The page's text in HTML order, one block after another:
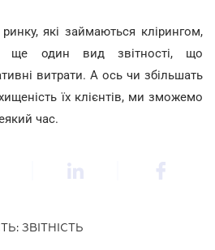
які займаються клірингом,
ще один вид звітності, що
витрати. А ось чи збільшать
їх клієнтів, ми зможемо
час.
ЗВІТНІСТЬ